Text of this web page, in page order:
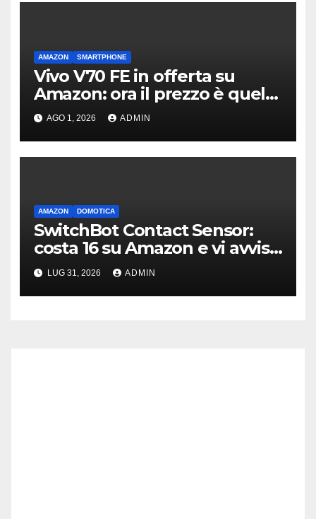
AMAZON SMARTPHONE
Vivo V70 FE in offerta su
Amazon: ora il prezzo è quello
giusto?
AGO 1, 2026 ADMIN
AMAZON DOMOTICA
SwitchBot Contact Sensor:
costa 16 su Amazon e vi avvisa
se qualcuno apre porte o
finestre
LUG 31, 2026 ADMIN